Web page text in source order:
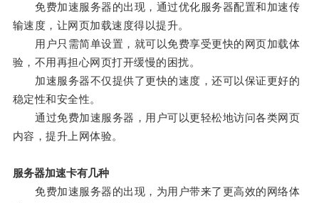
免费加速服务器的出现，通过优化服务器配置和加速传
输速度，让网页加载速度得以提升。
用户只需简单设置，就可以免费享受更快的网页加载体
验，不用再担心网页打开缓慢的困扰。
加速服务器不仅提供了更快的速度，还可以保证更好的
稳定性和安全性。
通过免费加速服务器，用户可以更轻松地访问各类网页
内容，提升上网体验。
服务器加速卡有几种
免费加速服务器的出现，为用户带来了更高效的网络体